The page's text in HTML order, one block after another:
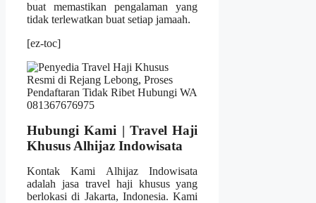
buat memastikan pengalaman yang
tidak terlewatkan buat setiap jamaah.
[ez-toc]
Hubungi Kami | Travel Haji
Khusus Alhijaz Indowisata
Kontak Kami Alhijaz Indowisata
adalah jasa travel haji khusus yang
berlokasi di Jakarta, Indonesia. Kami